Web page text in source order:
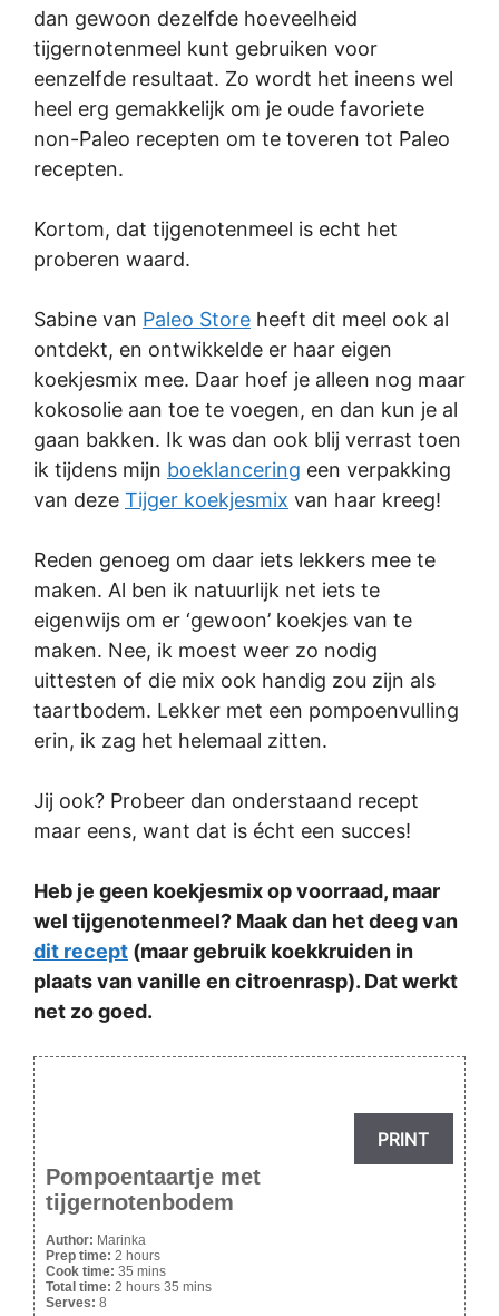
dan gewoon dezelfde hoeveelheid
tijgernotenmeel kunt gebruiken voor
eenzelfde resultaat. Zo wordt het ineens wel
heel erg gemakkelijk om je oude favoriete
non-Paleo recepten om te toveren tot Paleo
recepten.
Kortom, dat tijgenotenmeel is echt het
proberen waard.
Sabine van Paleo Store heeft dit meel ook al
ontdekt, en ontwikkelde er haar eigen
koekjesmix mee. Daar hoef je alleen nog maar
kokosolie aan toe te voegen, en dan kun je al
gaan bakken. Ik was dan ook blij verrast toen
ik tijdens mijn boeklancering een verpakking
van deze Tijger koekjesmix van haar kreeg!
Reden genoeg om daar iets lekkers mee te
maken. Al ben ik natuurlijk net iets te
eigenwijs om er ‘gewoon’ koekjes van te
maken. Nee, ik moest weer zo nodig
uittesten of die mix ook handig zou zijn als
taartbodem. Lekker met een pompoenvulling
erin, ik zag het helemaal zitten.
Jij ook? Probeer dan onderstaand recept
maar eens, want dat is écht een succes!
Heb je geen koekjesmix op voorraad, maar
wel tijgenotenmeel? Maak dan het deeg van
dit recept (maar gebruik koekkruiden in
plaats van vanille en citroenrasp). Dat werkt
net zo goed.
PRINT
Pompoentaartje met
tijgernotenbodem
Author: Marinka
Prep time: 2 hours
Cook time: 35 mins
Total time: 2 hours 35 mins
Serves: 8